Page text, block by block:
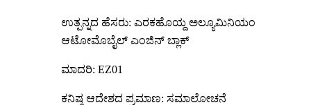
ಉತ್ಪನ್ನದ ಹೆಸರು: ಎರಕಹೊಯ್ದ ಅಲ್ಯೂಮಿನಿಯಂ
ಆಟೋಮೊಬೈಲ್ ಎಂಜಿನ್ ಬ್ಲಾಕ್
ಮಾದರಿ: EZ01
ಕನಿಷ್ಠ ಆದೇಶದ ಪ್ರಮಾಣ: ಸಮಾಲೋಚನೆ